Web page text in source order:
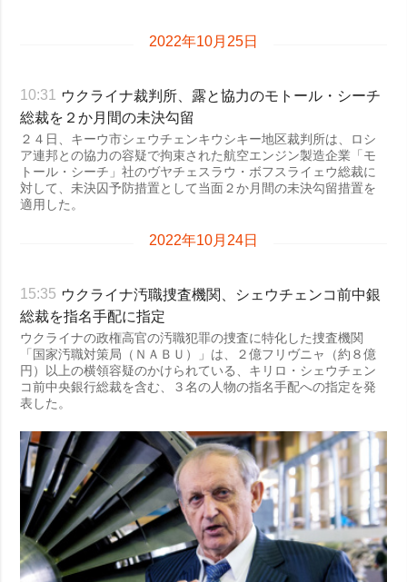
2022年10月25日
10:31
ウクライナ裁判所、露と協力のモトール・シーチ
総裁を２か月間の未決勾留
２４日、キーウ市シェウチェンキウシキー地区裁判所は、ロシ
ア連邦との協力の容疑で拘束された航空エンジン製造企業「モ
トール・シーチ」社のヴヤチェスラウ・ボフスライェウ総裁に
対して、未決囚予防措置として当面２か月間の未決勾留措置を
適用した。
2022年10月24日
15:35 ウクライナ汚職捜査機関、シェウチェンコ前中銀
総裁を指名手配に指定
ウクライナの政権高官の汚職犯罪の捜査に特化した捜査機関
「国家汚職対策局（ＮＡＢＵ）」は、２億フリヴニャ（約８億
円）以上の横領容疑のかけられている、キリロ・シェウチェン
コ前中央銀行総裁を含む、３名の人物の指名手配への指定を発
表した。